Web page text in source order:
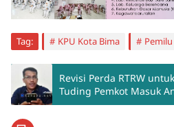
Tag: KPU Kota Bima
Revisi Perda RTRW
Tuding Pemkot Masuk